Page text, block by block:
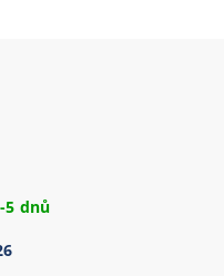
5 dnů